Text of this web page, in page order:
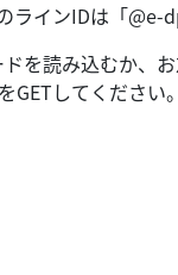
ラインIDは「@e-
ドを読み込むか、
GETしてください。